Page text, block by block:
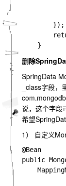
        });
删除
SpringData
_class字段
说，这个字段
希望
1） 自定义
@Bean
public